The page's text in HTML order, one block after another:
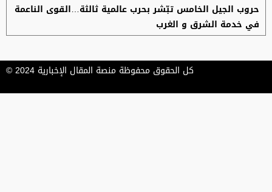
حروب الجيل الخامس تبّشر بحرب عالمية ثالثة…القوى الناعمة
في خدمة الشرق و الغرب
كل الحقوق محفوظة منصة المقال الإخبارية 2024 ©